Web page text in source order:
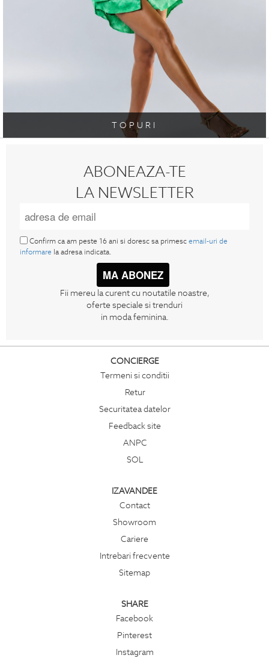
TOPURI
ABONEAZA-TE
LA NEWSLETTER
Confirm ca am peste 16 ani si doresc sa primesc email-uri de
informare la adresa indicata.
MA ABONEZ
Fii mereu la curent cu noutatile noastre,
oferte speciale si trenduri
in moda feminina.
CONCIERGE
Termeni si conditii
Retur
Securitatea datelor
Feedback site
ANPC
SOL
IZAVANDEE
Contact
Showroom
Cariere
Intrebari frecvente
Sitemap
SHARE
Facebook
Pinterest
Instagram